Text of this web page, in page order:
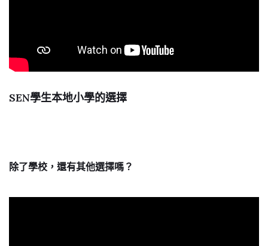
SEN學生本地小學的選擇
除了學校，還有其他選擇嗎？